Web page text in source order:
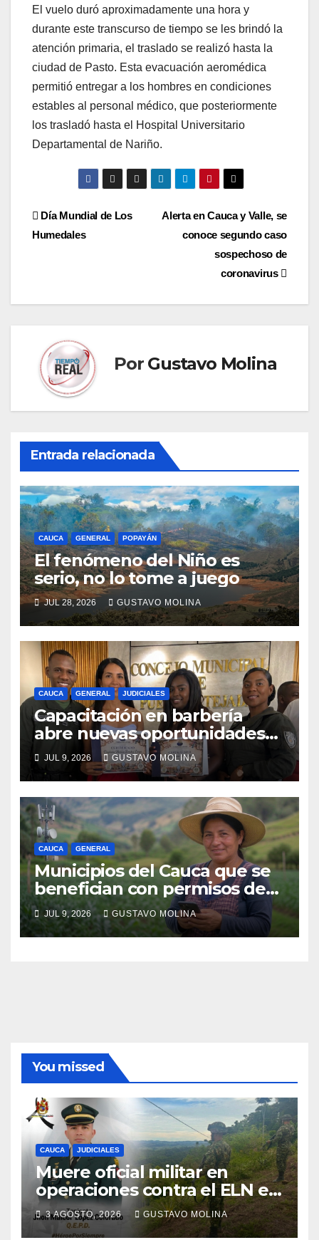
El vuelo duró aproximadamente una hora y
durante este transcurso de tiempo se les brindó la
atención primaria, el traslado se realizó hasta la
ciudad de Pasto. Esta evacuación aeromédica
permitió entregar a los hombres en condiciones
estables al personal médico, que posteriormente
los trasladó hasta el Hospital Universitario
Departamental de Nariño.
Navegación
Alerta en Cauca y Valle, se
conoce segundo caso
sospechoso de
coronavirus
Día Mundial de Los
Humedales
Por Gustavo Molina
Entrada relacionada
CAUCA GENERAL POPAYÁN
El fenómeno del Niño es
serio, no lo tome a juego
JUL 28, 2026 GUSTAVO MOLINA
CAUCA GENERAL JUDICIALES
Capacitación en barbería
abre nuevas oportunidades
para los jóvenes de Puerto
Tejada, Cauca
JUL 9, 2026 GUSTAVO MOLINA
CAUCA GENERAL
Municipios del Cauca que se
benefician con permisos de
uso de la banda de 900 MHz.
para conectividad digital
JUL 9, 2026 GUSTAVO MOLINA
You missed
CAUCA JUDICIALES
Muere oficial militar en
operaciones contra el ELN en
el sur del Cauca
3 AGOSTO, 2026 GUSTAVO MOLINA